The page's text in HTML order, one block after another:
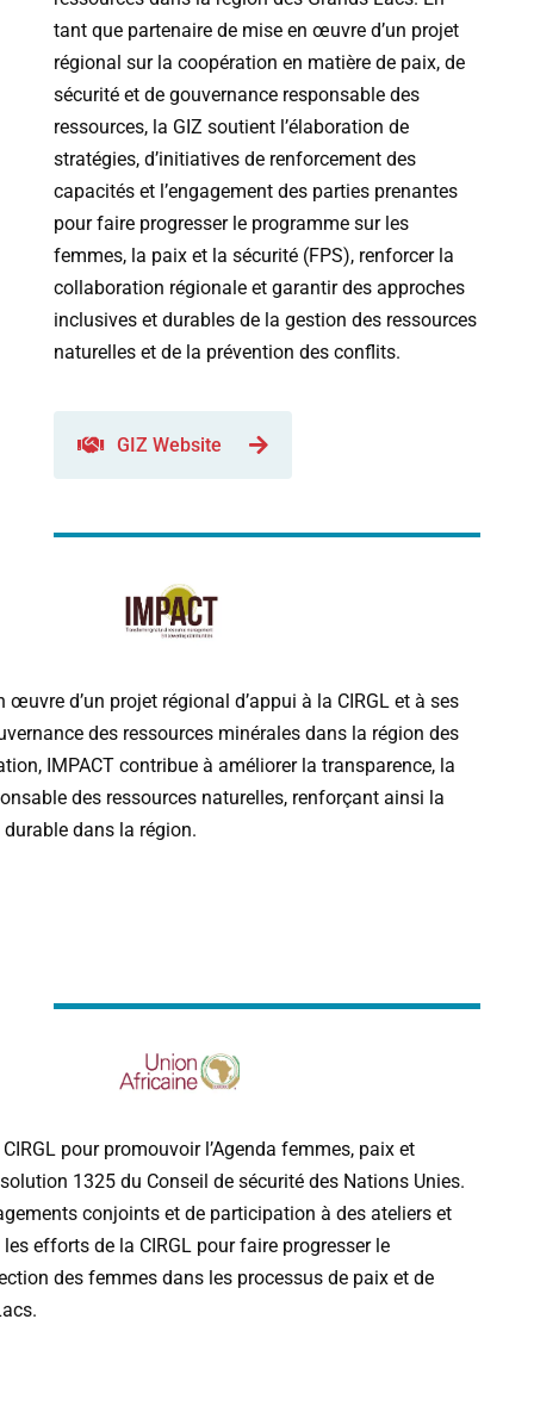
tant que partenaire de mise en œuvre d’un projet
régional sur la coopération en matière de paix, de
sécurité et de gouvernance responsable des
ressources, la GIZ soutient l’élaboration de
stratégies, d’initiatives de renforcement des
capacités et l’engagement des parties prenantes
pour faire progresser le programme sur les
femmes, la paix et la sécurité (FPS), renforcer la
collaboration régionale et garantir des approches
inclusiveset durables de la gestion des ressources
naturelles et de la prévention des conflits.
GIZ Website
œuvre d’un projet régional d’appui à la CIRGL et à ses
des ressources minérales dans la région des
, IMPACT contribue à améliorer la transparence, la
des ressources naturelles, renforçant ainsi la
durable dans la région.
CIRGL pour promouvoir ’Agenda femmes, paix et
1325 du Conseil de sécurité des Nations Unies.
conjoints et de participation à des ateliers et
les efforts de la CIRGL pour faire progresser le
des femmes dans les processus de paix et de
.